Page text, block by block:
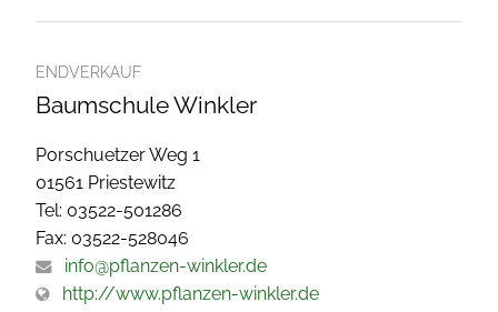
ENDVERKAUF
Baumschule Winkler
Porschuetzer Weg 1
01561 Priestewitz
Tel: 03522-501286
Fax: 03522-528046
info@pflanzen-winkler.de
http://www.pflanzen-winkler.de